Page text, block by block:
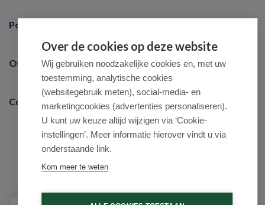
Populaire merken
Over ons
Contact
Over de cookies op deze website
Wij gebruiken noodzakelijke cookies en, met uw
toestemming, analytische cookies
(websitegebruik meten), social-media- en
marketingcookies (advertenties personaliseren).
U kunt uw keuze altijd wijzigen via ‘Cookie-
instellingen’. Meer informatie hierover vindt u via
onderstaande link.
Kom meer te weten